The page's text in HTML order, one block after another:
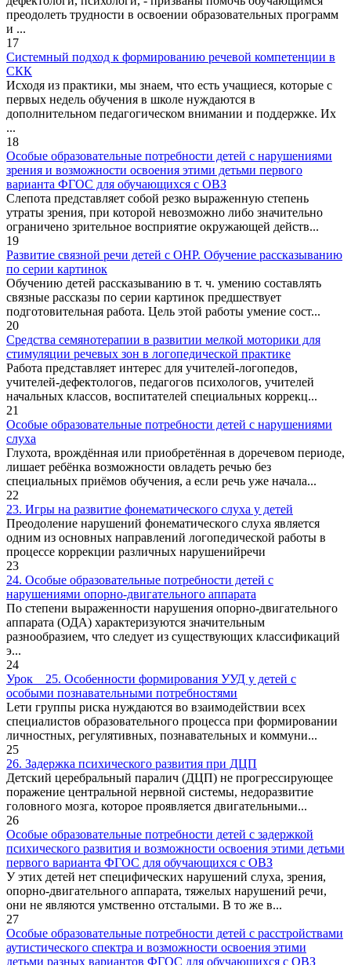
преодолеть трудности в освоении образовательных программ
и ...
17
Системный подход к формированию речевой компетенции в
СКК
Исходя из практики, мы знаем, что есть учащиеся, которые с
первых недель обучения в школе нуждаются в
дополнительном педагогическом внимании и поддержке. Их
...
18
Особые образовательные потребности детей с нарушениями
зрения и возможности освоения этими детьми первого
варианта ФГОС для обучающихся с ОВЗ
Слепота представляет собой резко выраженную степень
утраты зрения, при которой невозможно либо значительно
ограничено зрительное восприятие окружающей действ...
19
Развитие связной речи детей с ОНР. Обучение рассказыванию
по серии картинок
Обучению детей рассказыванию в т. ч. умению составлять
связные рассказы по серии картинок предшествует
подготовительная работа. Цель этой работы умение сост...
20
Средства семянотерапии в развитии мелкой моторики для
стимуляции речевых зон в логопедической практике
Работа представляет интерес для учителей-логопедов,
учителей-дефектологов, педагогов психологов, учителей
начальных классов, воспитателей специальных коррекц...
21
Особые образовательные потребности детей с нарушениями
слуха
Глухота, врождённая или приобретённая в доречевом периоде,
лишает ребёнка возможности овладеть речью без
специальных приёмов обучения, а если речь уже начала...
22
23. Игры на развитие фонематического слуха у детей
Преодоление нарушений фонематического слуха является
одним из основных направлений логопедической работы в
процессе коррекции различных нарушенийречи
23
24. Особые образовательные потребности детей с
нарушениями опорно-двигательного аппарата
По степени выраженности нарушения опорно-двигательного
аппарата (ОДА) характеризуются значительным
разнообразием, что следует из существующих классификаций
э...
24
Урок _ 25. Особенности формирования УУД у детей с
особыми познавательными потребностями
Lети группы риска нуждаются во взаимодействии всех
специалистов образовательного процесса при формировании
личностных, регулятивных, познавательных и коммуни...
25
26. Задержка психического развития при ДЦП
Детский церебральный паралич (ДЦП) не прогрессирующее
поражение центральной нервной системы, недоразвитие
головного мозга, которое проявляется двигательными...
26
Особые образовательные потребности детей с задержкой
психического развития и возможности освоения этими детьми
первого варианта ФГОС для обучающихся с ОВЗ
У этих детей нет специфических нарушений слуха, зрения,
опорно-двигательного аппарата, тяжелых нарушений речи,
они не являются умственно отсталыми. В то же в...
27
Особые образовательные потребности детей с расстройствами
аутистического спектра и возможности освоения этими
детьми разных вариантов ФГОС для обучающихся с ОВЗ